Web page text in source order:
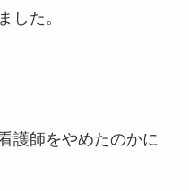
した。
護師をやめたのかに